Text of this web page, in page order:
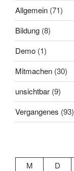
Allgemein (71)
Bildung (8)
Demo (1)
Mitmachen (30)
unsichtbar (9)
Vergangenes (93)
M
D